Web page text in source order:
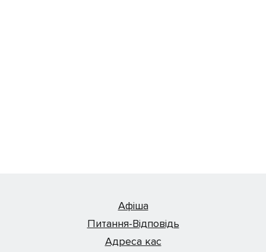
Афіша
Питання-Відповідь
Адреса кас